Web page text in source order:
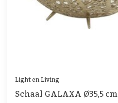
Light en Living
Schaal GALAXA Ø35,5 cm